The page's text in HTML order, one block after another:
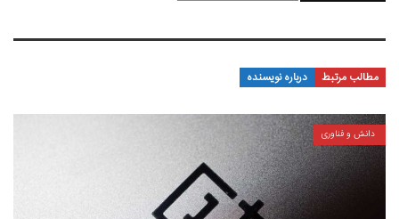
مطالب مرتبط درباره نویسنده
دانش و فناوری